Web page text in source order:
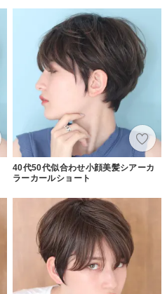
40代50代似合わせ小顔美髪シアーカ
ラーカールショート